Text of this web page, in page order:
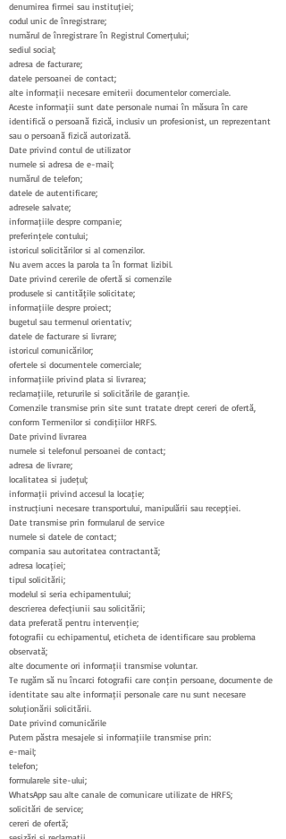
denumirea firmei sau instituției;
codul unic de înregistrare;
numărul de înregistrare în Registrul Comerțului;
sediul social;
adresa de facturare;
datele persoanei de contact;
alte informații necesare emiterii documentelor comerciale.
Aceste informații sunt date personale numai în măsura în care
identifică o persoană fizică, inclusiv un profesionist, un reprezentant
sau o persoană fizică autorizată.
Date privind contul de utilizator
numele și adresa de e-mail;
numărul de telefon;
datele de autentificare;
adresele salvate;
informațiile despre companie;
preferințele contului;
istoricul solicitărilor și al comenzilor.
Nu avem acces la parola ta în format lizibil.
Date privind cererile de ofertă și comenzile
produsele și cantitățile solicitate;
informațiile despre proiect;
bugetul sau termenul orientativ;
datele de facturare și livrare;
istoricul comunicărilor;
ofertele și documentele comerciale;
informațiile privind plata și livrarea;
reclamațiile, retururile și solicitările de garanție.
Comenzile transmise prin site sunt tratate drept cereri de ofertă,
conform Termenilor și condițiilor HRFS.
Date privind livrarea
numele și telefonul persoanei de contact;
adresa de livrare;
localitatea și județul;
informații privind accesul la locație;
instrucțiuni necesare transportului, manipulării sau recepției.
Date transmise prin formularul de service
numele și datele de contact;
compania sau autoritatea contractantă;
adresa locației;
tipul solicitării;
modelul și seria echipamentului;
descrierea defecțiunii sau solicitării;
data preferată pentru intervenție;
fotografii cu echipamentul, eticheta de identificare sau problema
observată;
alte documente ori informații transmise voluntar.
Te rugăm să nu încarci fotografii care conțin persoane, documente de
identitate sau alte informații personale care nu sunt necesare
soluționării solicitării.
Date privind comunicările
Putem păstra mesajele și informațiile transmise prin:
e-mail;
telefon;
formularele site-ului;
WhatsApp sau alte canale de comunicare utilizate de HRFS;
solicitări de service;
cereri de ofertă;